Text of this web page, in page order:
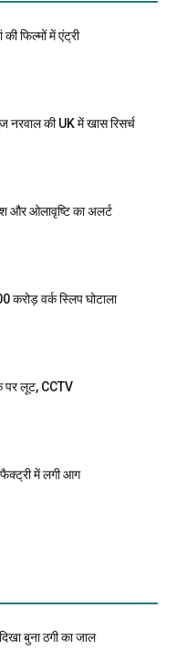
फिल्मों में एंट्री
की UK में खास रिसर्च
और ओलावृष्टि का अलर्ट
करोड़ वर्क स्लिप घोटाला
पर लूट, CCTV
में लगी आग
बुना ठगी का जाल